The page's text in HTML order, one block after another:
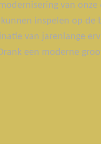
van
inspelen op de
van jarenlange
een moderne